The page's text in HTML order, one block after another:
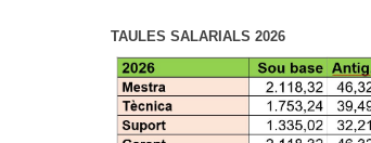
TAULES SALARIALS 2026